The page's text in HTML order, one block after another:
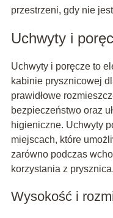
przestrzeni, gdy nie
Uchwyty i
Uchwyty i poręcze to
kabinie prysznicowej
prawidłowe
bezpieczeństwo oraz
higieniczne. Uchwyty
miejscach, które
zarówno podczas
korzystania z prysznica.
Wysokość i